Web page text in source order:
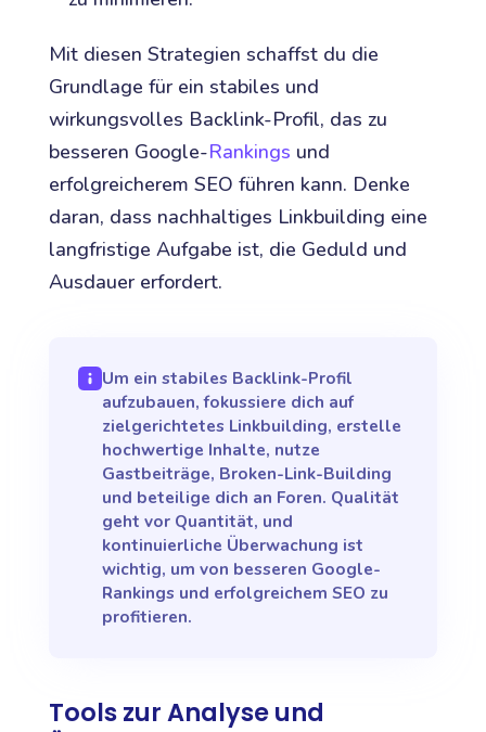
Mit diesen Strategien schaffst du die
Grundlage für ein stabiles und
wirkungsvolles Backlink-Profil, das zu
besseren Google-Rankings und
erfolgreicherem SEO führen kann. Denke
daran, dass nachhaltiges Linkbuilding eine
langfristige Aufgabe ist, die Geduld und
Ausdauer erfordert.
Um ein stabiles Backlink-Profil
aufzubauen, fokussiere dich auf
zielgerichtetes Linkbuilding, erstelle
hochwertige Inhalte, nutze
Gastbeiträge, Broken-Link-Building
und beteilige dich an Foren. Qualität
geht vor Quantität, und
kontinuierliche Überwachung ist
wichtig, um von besseren Google-
Rankings und erfolgreichem SEO zu
profitieren.
Tools zur Analyse und